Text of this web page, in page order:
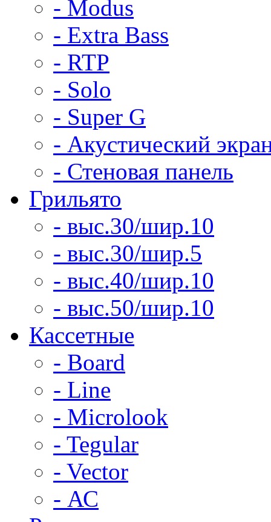
- Modus
- Extra Bass
- RTP
- Solo
- Super G
- Акустический
- Стеновая панель
Грильято
- выс.30/шир.10
- выс.30/шир.5
- выс.40/шир.10
- выс.50/шир.10
Кассетные
- Board
- Line
- Microlook
- Tegular
- Vector
- АС